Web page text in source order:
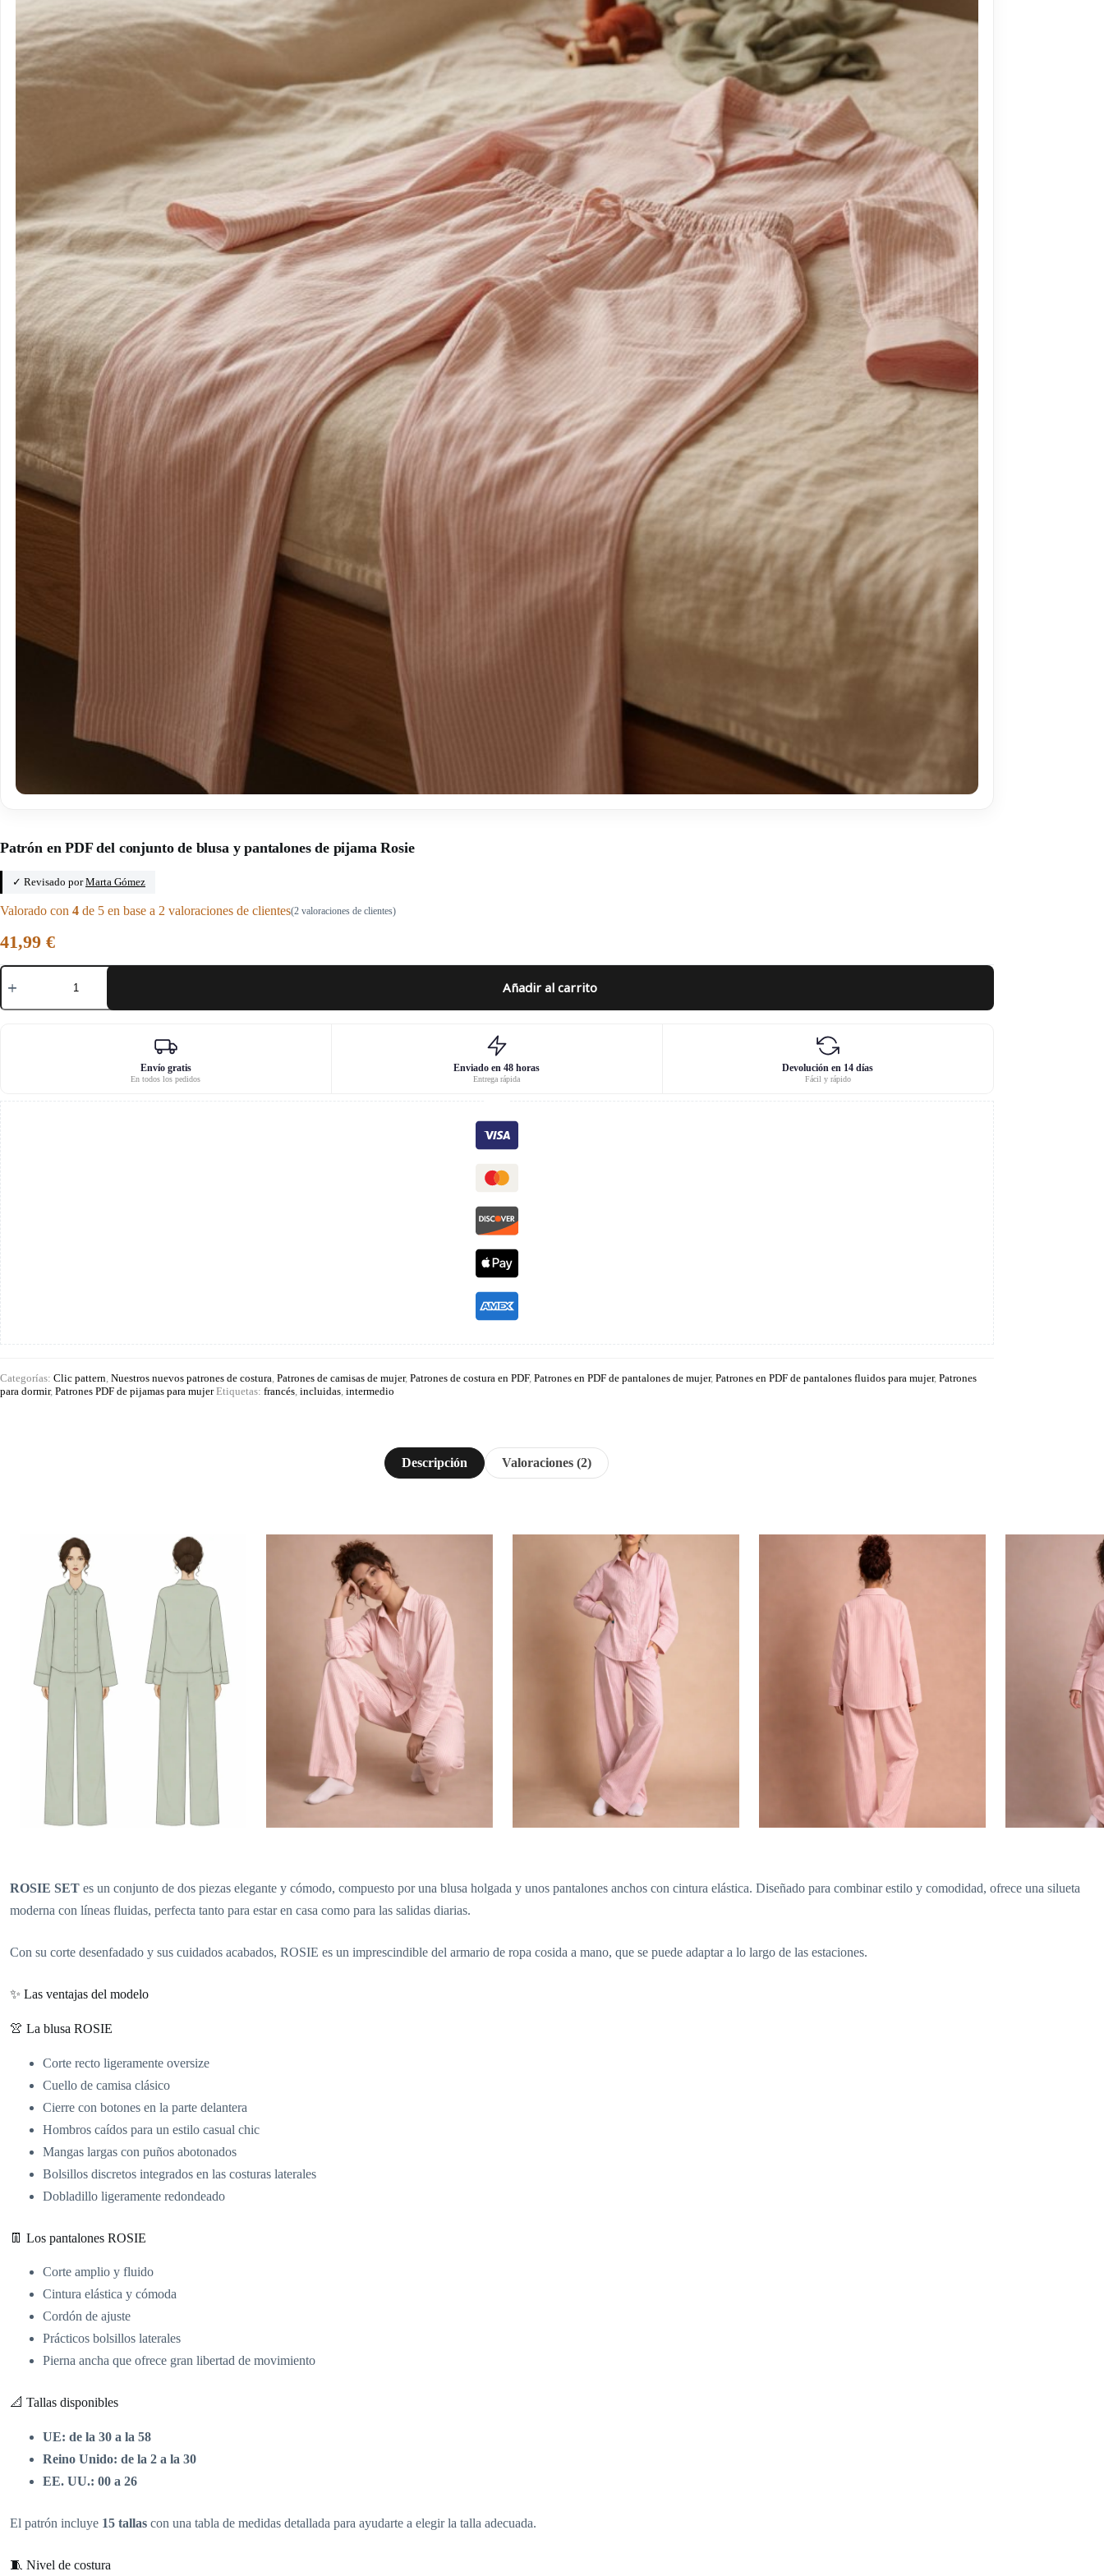
Patrón en PDF del conjunto de blusa y pantalones de pijama Rosie
✓ Revisado porMarta Gómez
Valorado con 4 de 5 en base a 2 valoraciones de clientes(2 valoraciones de clientes)
41,99 €
Patrón
en
del
pijama
Rosie
cantidad
Añadir al carrito
Envío gratis
En todos los pedidos
Enviado en 48 horas
Entrega rápida
Devolución en 14 días
Fácil y rápido
Categorías: Clic pattern Nuestros nuevos patrones de costura Patrones de camisas de mujer, Patrones de costura en PDF, Patrones en PDF de pantalones de mujer, Patrones en PDF de pantalones fluidos para mujer, Patrones
para dormir, Patrones PDF de pijamas para mujer Etiquetas: francés incluidas intermedio
Descripción Valoraciones (2)
ROSIE SET es un conjunto de dos piezas elegante y cómodo, compuesto por una blusa holgada y unos pantalones anchos con cintura elástica. Diseñado para combinar estilo y comodidad, ofrece una silueta
moderna con líneas fluidas, perfecta tanto para estar en casa como para las salidas diarias.
Con su corte desenfadado y sus cuidados acabados, ROSIE es un imprescindible del armario de ropa cosida a mano, que se puede adaptar a lo largo de las estaciones.
✨ Las ventajas del modelo
👚 La blusa ROSIE
Corte recto ligeramente oversize
Cuello de camisa clásico
Cierre con botones en la parte delantera
Hombros caídos para un estilo casual chic
Mangas largas con puños abotonados
Bolsillos discretos integrados en las costuras laterales
Dobladillo ligeramente redondeado
👖 Los pantalones ROSIE
Corte amplio y fluido
Cintura elástica y cómoda
Cordón de ajuste
Prácticos bolsillos laterales
Pierna ancha que ofrece gran libertad de movimiento
📐 Tallas disponibles
UE: de la 30 a la 58
Reino Unido: de la 2 a la 30
EE. UU.: 00 a 26
El patrón incluye 15 tallas con una tabla de medidas detallada para ayudarte a elegir la talla adecuada.
🧵 Nivel de costura